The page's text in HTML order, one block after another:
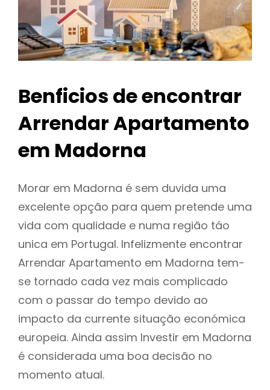
Benficios de encontrar
Arrendar Apartamento
em Madorna
Morar em Madorna é sem duvida uma
excelente opção para quem pretende uma
vida com qualidade e numa região táo
unica em Portugal. Infelizmente encontrar
Arrendar Apartamento em Madorna tem-
se tornado cada vez mais complicado
com o passar do tempo devido ao
impacto da currente situação económica
europeia. Ainda assim Investir em Madorna
é considerada uma boa decisão no
momento atual.